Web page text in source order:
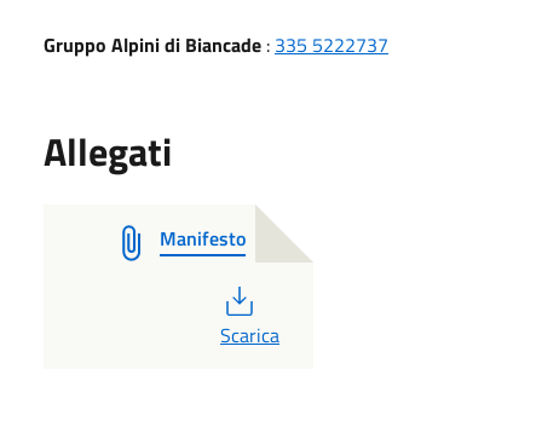
Gruppo Alpini di Biancade : 335 5222737
Allegati
Manifesto
PDF
Scarica